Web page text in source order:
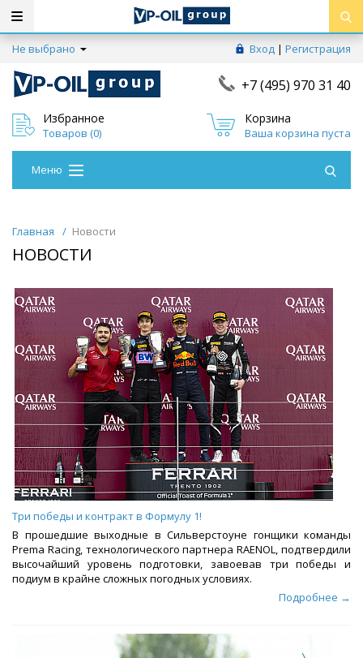
Не выбрано Вход | Регистрация
+7 (495) 970 31 40
Избранное
Товаров (0)
Корзина
Ваша корзина пуста
Меню
Главная / Новости
НОВОСТИ
Три победы и контракт в Формулу 1!
В прошедшие выходные в Сильверстоуне гонщики команды
Prema Racing, технологического партнера RAENOL, подтвердили
высочайший уровень подготовки, завоевав три победы и
подиум в крайне сложных погодных условиях.
Подробнее →